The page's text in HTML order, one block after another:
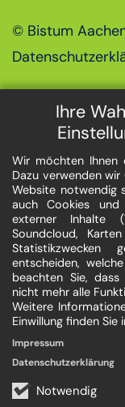
Ihre
Wir möchten Ihnen
Dazu verwenden
Website notwendig
auch Cookies und
externer Inhalte
Soundcloud,
entscheiden,
beachten Sie,
nicht mehr alle
Weitere
Einwillung finden Sie
Notwendig
Impressum
Datenschutzerklärung
© Bistum